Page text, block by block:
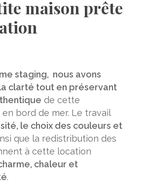
maison prête
staging, nous avons
clarté tout en préservant
de cette
bord de mer. Le travail
le choix des couleurs et
que la redistribution des
à cette location
chaleur et
.